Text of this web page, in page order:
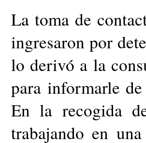
La toma de
ingresaron por
lo derivó a la
para informarle
En la recogida
trabajando en